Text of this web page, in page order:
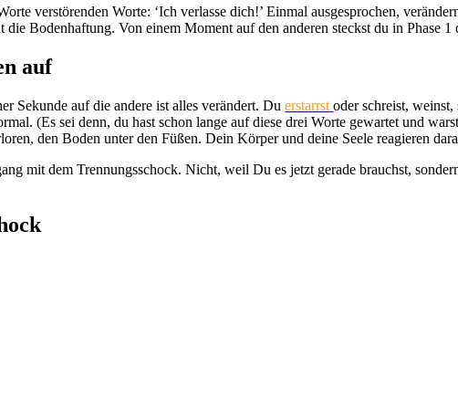
verstörenden Worte: ‘Ich verlasse dich!’ Einmal ausgesprochen,
Bodenhaftung. Von einem Moment auf den anderen steckst du in Phase 1
auf
Sekunde auf die andere ist alles verändert. Duerstarrst oder schreist,
(Es sei denn, du hast schon lange auf diese drei Worte gewartet und
den Boden unter den Füßen. Dein Körper und deine Seele reagieren
mit dem Trennungsschock. Nicht, weil Du es jetzt gerade brauchst,